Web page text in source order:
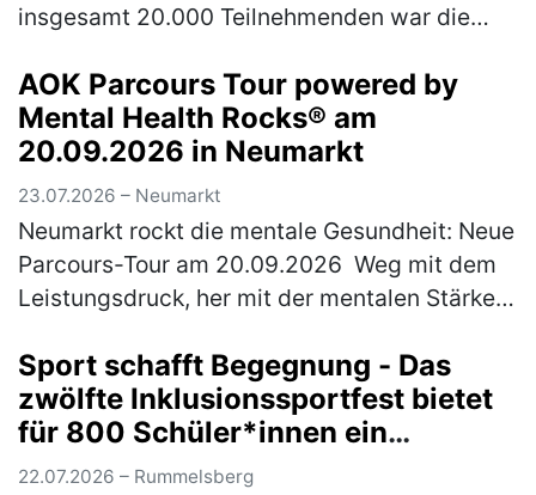
insgesamt 20.000 Teilnehmenden war die
engagierten Team von 244 Läufer*innen so
star…(mehr)
AOK Parcours Tour powered by
Mental Health Rocks® am
20.09.2026 in Neumarkt
23.07.2026 – Neumarkt
Neumarkt rockt die mentale Gesundheit: Neue
Parcours-Tour am 20.09.2026 Weg mit dem
Leistungsdruck, her mit der mentalen Stärke:
Neumarkt zum Hotspot für Achtsamk…(mehr)
Sport schafft Begegnung - Das
zwölfte Inklusionssportfest bietet
für 800 Schüler*innen ein
vielfältiges Bewegungsangebot
22.07.2026 – Rummelsberg